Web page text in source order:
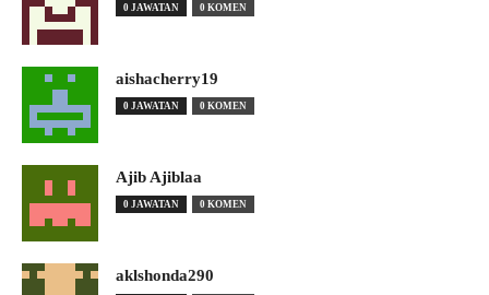
0 JAWATAN 0 KOMEN
aishacherry19
0 JAWATAN 0 KOMEN
Ajib Ajiblaa
0 JAWATAN 0 KOMEN
aklshonda290